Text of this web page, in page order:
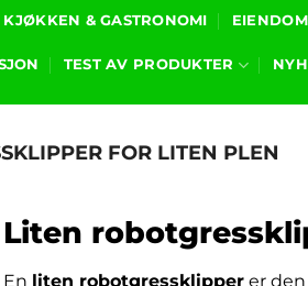
KJØKKEN & GASTRONOMI
TEST AV PRODUKTER
FOR LITEN PLEN
Liten
En liten robotgressklipper er